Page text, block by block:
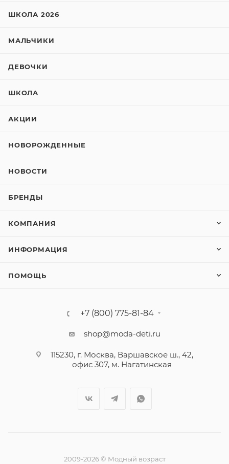
ШКОЛА 2026
МАЛЬЧИКИ
ДЕВОЧКИ
ШКОЛА
АКЦИИ
НОВОРОЖДЕННЫЕ
НОВОСТИ
БРЕНДЫ
КОМПАНИЯ
ИНФОРМАЦИЯ
ПОМОЩЬ
+7 (800) 775-81-84
shop@moda-deti.ru
115230, г. Москва, Варшавское ш., 42,
офис 307, м. Нагатинская
2009-2026 © Модный возраст